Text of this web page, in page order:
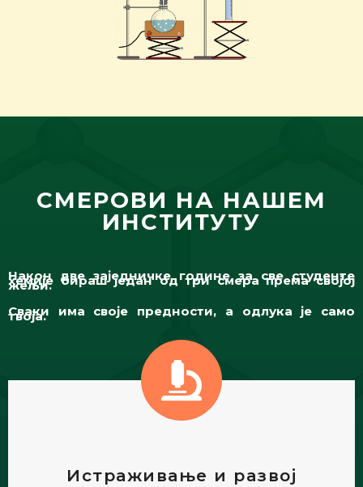
СМЕРОВИ НА НАШЕМ
ИНСТИТУТУ
Након две заједничке године за све студенте
хемије бираш један од три смера према својој
жељи.
Сваки има своје предности, а одлука је само
твоја.
Истраживање и развој